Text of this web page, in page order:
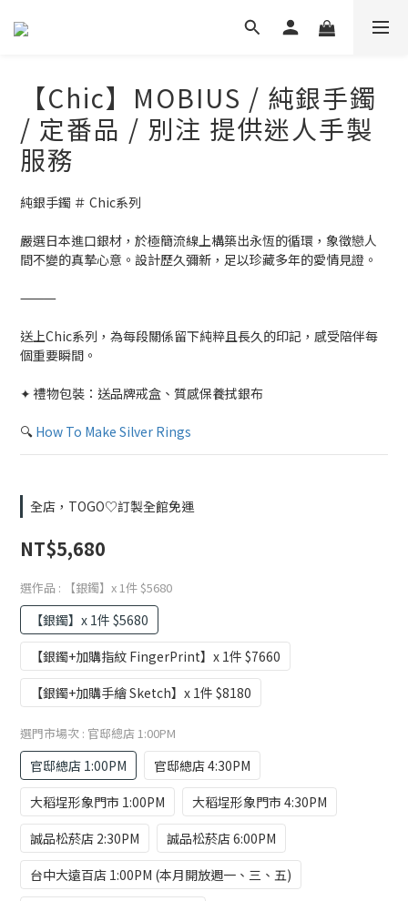
【Chic】MOBIUS / 純銀手鐲
/ 定番品 / 別注 提供迷人手製
服務
純銀手鐲 ＃ Chic系列
嚴選日本進口銀材，於極簡流線上構築出永恆的循環，象徵戀人
間不變的真摯心意。設計歷久彌新，足以珍藏多年的愛情見證。
⸻
送上Chic系列，為每段關係留下純粹且長久的印記，感受陪伴每
個重要瞬間。
✦ 禮物包裝：送品牌戒盒、質感保養拭銀布
🔍 How To Make Silver Rings
全店，TOGO♡訂製全館免運
NT$5,680
選作品 : 【銀鐲】x 1件 $5680
【銀鐲】x 1件 $5680
【銀鐲+加購指紋 FingerPrint】x 1件 $7660
【銀鐲+加購手繪 Sketch】x 1件 $8180
選門市場次 : 官邸總店 1:00PM
官邸總店 1:00PM
官邸總店 4:30PM
大稻埕形象門市 1:00PM
大稻埕形象門市 4:30PM
誠品松菸店 2:30PM
誠品松菸店 6:00PM
台中大遠百店 1:00PM (本月開放週一、三、五)